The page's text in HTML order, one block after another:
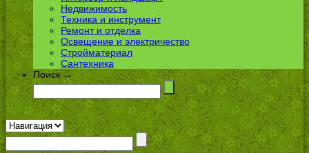
Недвижимость
Техника и инструмент
Ремонт и отделка
Освещение и электричество
Стройматериал
Сантехника
Поиск →